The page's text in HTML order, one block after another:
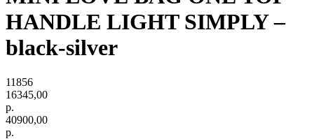
HANDLE LIGHT SIMPLY –
black-silver
11856
16345,00
р.
40900,00
р.